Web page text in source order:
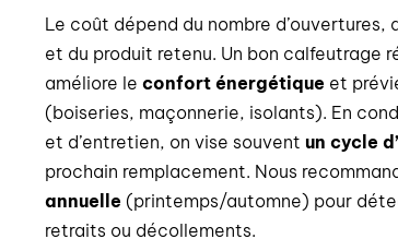
Le coût dépend du nombre d’ouvertures,
et du produit retenu. Un bon calfeutrage
améliore leconfort énergétique et
(boiseries, maçonnerie, isolants). En
et d’entretien, on vise souvent un cycle
prochain remplacement. Nous
annuelle (printemps/automne) pour
retraits ou décollements.